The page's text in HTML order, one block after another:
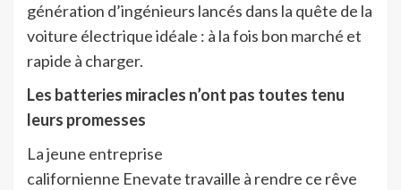
génération d’ingénieurs lancés dans la quête de la
voiture électrique idéale : à la fois bon marché et
rapide à charger.
Les batteries miracles n’ont pas toutes tenu
leurs promesses
La jeune entreprise
californienne Enevate travaille à rendre ce rêve